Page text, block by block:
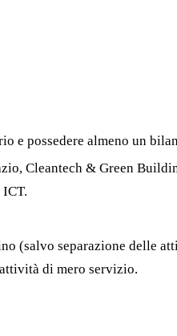
e possedere almeno un
Cleantech & Green
(salvo separazione delle
di mero servizio.